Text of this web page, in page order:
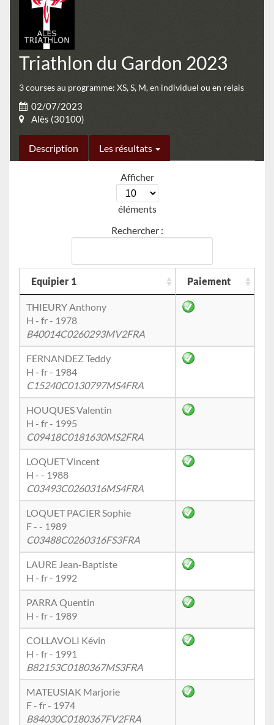
Triathlon du Gardon 2023
3 courses au programme: XS, S, M, en individuel ou en relais
02/07/2023
Alès (30100)
Description Les résultats
Afficher
éléments
Rechercher :
Equipier 1 Paiement
THIEURY Anthony
H - fr - 1978
B40014C0260293MV2FRA
FERNANDEZ Teddy
H - fr - 1984
C15240C0130797MS4FRA
HOUQUES Valentin
H - fr - 1995
C09418C0181630MS2FRA
LOQUET Vincent
H - - 1988
C03493C0260316MS4FRA
LOQUET PACIER Sophie
F - - 1989
C03488C0260316FS3FRA
LAURE Jean-Baptiste
H - fr - 1992
PARRA Quentin
H - fr - 1989
COLLAVOLI Kévin
H - fr - 1991
B82153C0180367MS3FRA
MATEUSIAK Marjorie
F - fr - 1974
B84030C0180367FV2FRA